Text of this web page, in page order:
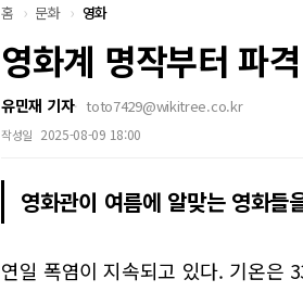
홈 문화 영화
영화계 명작부터 파
유민재 기자 toto7429@wikitree.co.kr
작성일 2025-08-09 18:00
영화관이 여름에 알맞는 영화들
연일 폭염이 지속되고 있다. 기온은